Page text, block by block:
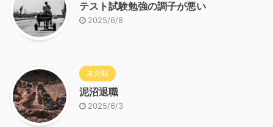
テスト試験勉強の調子が悪い
2025/6/8
未分類
泥沼退職
2025/6/3